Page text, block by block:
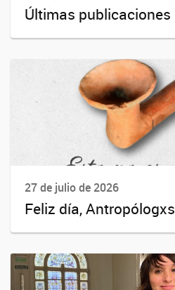
Últimas publicaciones
27 de julio de 2026
Feliz día, Antropólogxs